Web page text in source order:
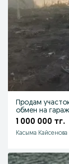
Продам
обмен на гараж
1 000 000 тг.
Касыма Кайсенова